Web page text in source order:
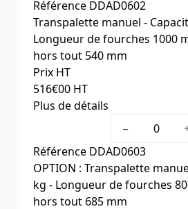
Poids (kg) 65
Référence DDAD0602
Transpalette manuel -
Longueur de fourches 1000
hors tout 540 mm
Prix HT
516€00 HT
Plus de détails
Longueur fourches (mm)
1000
Largeur hors tout (mm)540
Poids (kg) 67
−
Référence DDAD0603
OPTION : Transpalette
kg - Longueur de fourches
hors tout 685 mm